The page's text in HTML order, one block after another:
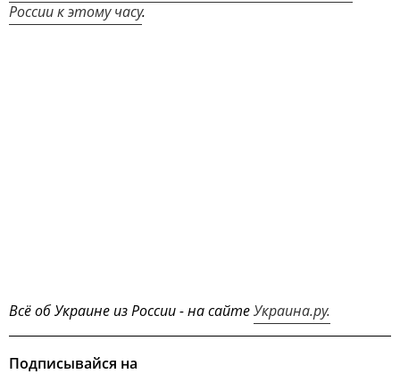
России к этому часу.
Всё об Украине из России - на сайтеУкраина.ру.
Подписывайся на